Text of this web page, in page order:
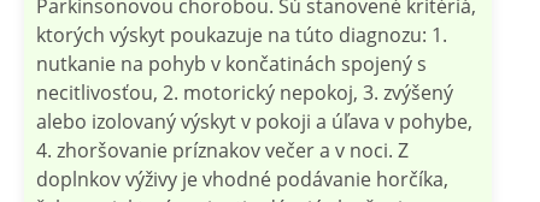
Parkinsonovou chorobou. Sú stanovené kritériá,
ktorých výskyt poukazuje na túto diagnozu: 1.
nutkanie na pohyb v končatinách spojený s
necitlivosťou, 2. motorický nepokoj, 3. zvýšený
alebo izolovaný výskyt v pokoji a úľava v pohybe,
4. zhoršovanie príznakov večer a v noci. Z
doplnkov výživy je vhodné podávanie horčíka,